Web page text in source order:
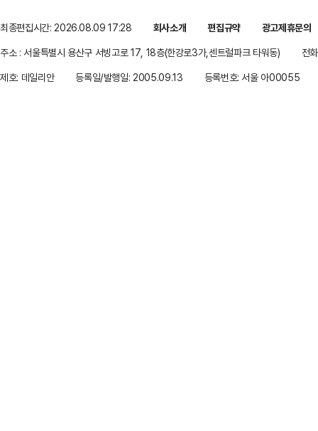
최종편집시간: 2026.08.09 17:28 회사소개 편집규약
광고제휴문의
주소 : 서울특별시 용산구 서빙고로 17, 18층(한강로3가,센트럴파크 타워동)
전
제호: 데일리안
등록일/발행일: 2005.09.13 등록번호: 서울 아00055